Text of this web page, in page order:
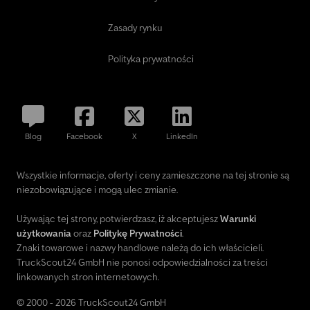
Zasady rynku
Polityka prywatności
Blog Facebook X LinkedIn
Wszystkie informacje, oferty i ceny zamieszczone na tej stronie są
niezobowiązujące i mogą ulec zmianie.
Używając tej strony, potwierdzasz, iż akceptujeszWarunki
użytkowaniaoraz Politykę Prywatności.
Znaki towarowe i nazwy handlowe należą do ich właścicieli.
TruckScout24 GmbH nie ponosi odpowiedzialności za treści
linkowanych stron internetowych.
© 2000 - 2026 TruckScout24 GmbH